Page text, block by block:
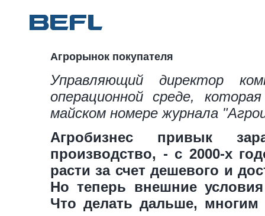
Агрорынок покупателя
Управляющий директор
операционной среде,
майском номере журнала
Агробизнес привык
производство, - с 2000-х
расти за счет дешевого и
Но теперь внешние
Что делать дальше,